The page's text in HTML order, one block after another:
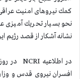
كمك نیروهای امنیت
نحو بسیار تحریك آمیزی
نشانه آشكار از قصد رژیم
افسران نیروی قدس و